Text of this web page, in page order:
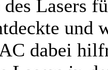
Lasers
und
dabei